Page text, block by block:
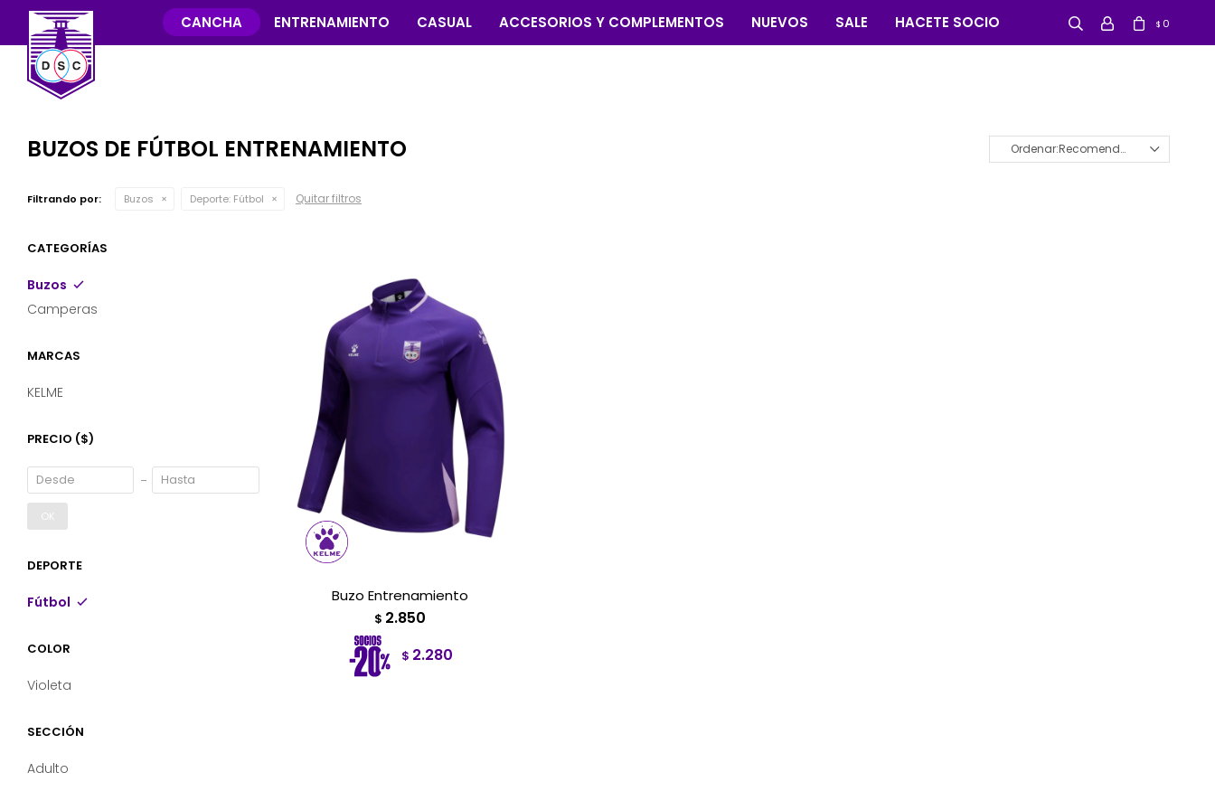
CANCHA ENTRENAMIENTO CASUAL ACCESORIOS Y COMPLEMENTOS NUEVOS SALE HACETE SOCIO $ 0
BUZOS DE FÚTBOL ENTRENAMIENTO Recomendados
Filtrando por: Buzos Deporte: Fútbol Quitar filtros
Buzo Entrenamiento
$ 2.850
$ 2.280
CATEGORÍAS
Buzos
Camperas
MARCAS
KELME
PRECIO ($)
OK
DEPORTE
Fútbol
COLOR
Violeta
SECCIÓN
Adulto